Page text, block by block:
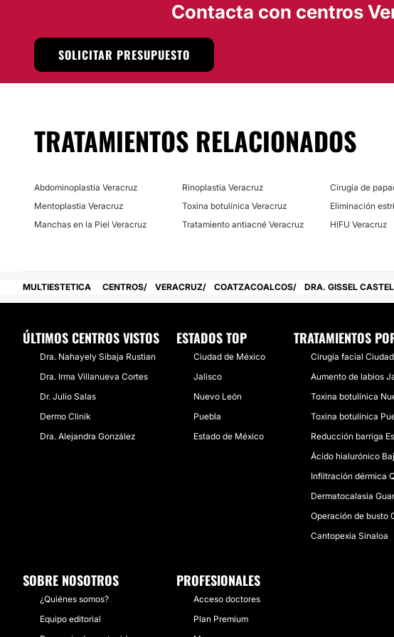
Financiación o facilidades de pago:
No
Contacta con centros
SOLICITAR PRESUPUESTO
TRATAMIENTOS RELACIONADOS
Abdominoplastia Veracruz Rinoplastia Veracruz Cirugía de
Mentoplastia Veracruz
Toxina botulínica Veracruz Eliminación
Manchas en la Piel Veracruz
Tratamiento antiacné Veracruz HIFU Veracruz
MULTIESTETICA CENTROS VERACRUZ COATZACOALCOS DRA. GISSEL
ÚLTIMOS CENTROS VISTOS
Dra. Nahayely Sibaja Rustian
Dra. Irma Villanueva Cortes
Dr. Julio Salas
Dermo Clinik
Dra. Alejandra González
ESTADOS TOP
Ciudad de México
Jalisco
Nuevo León
Puebla
Estado de México
TRATAMIENTOS
Cirugía facial
Aumento de labios
Toxina botulínica
Toxina botulínica
Reducción barriga
Ácido hialurónico
Infiltración dérmica
Dermatocalasia
Operación de busto
Cantopexia Sinaloa
SOBRE NOSOTROS
¿Quiénes somos?
Equipo editorial
PROFESIONALES
Acceso doctores
Plan Premium